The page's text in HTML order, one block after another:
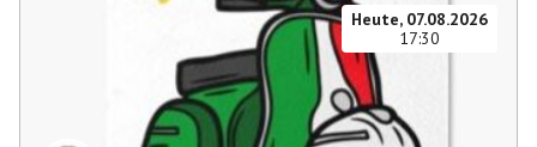
Heute, 07.08.2026
17:30